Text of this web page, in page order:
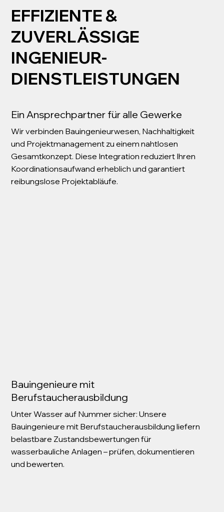
EFFIZIENTE &
ZUVERLÄSSIGE
INGENIEUR-
DIENSTLEISTUNGEN
Ein Ansprechpartner für alle Gewerke
Wir verbinden Bauingenieurwesen, Nachhaltigkeit
und Projektmanagement zu einem nahtlosen
Gesamtkonzept. Diese Integration reduziert Ihren
Koordinationsaufwand erheblich und garantiert
reibungslose Projektabläufe.
Bauingenieure mit
Berufstaucherausbildung
Unter Wasser auf Nummer sicher: Unsere
Bauingenieure mit Berufstaucherausbildung liefern
belastbare Zustandsbewertungen für
wasserbauliche Anlagen – prüfen, dokumentieren
und bewerten.